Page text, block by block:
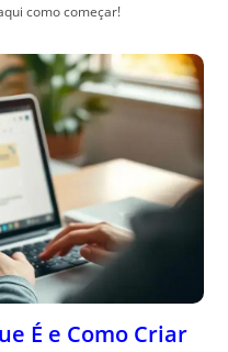
como começar!
É e Como Criar